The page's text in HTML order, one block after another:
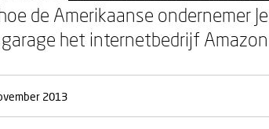
de Amerikaanse ondernemer
het internetbedrijf
2013